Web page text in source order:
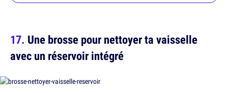
Une brosse pour nettoyer ta vaisselle
avec un réservoir intégré